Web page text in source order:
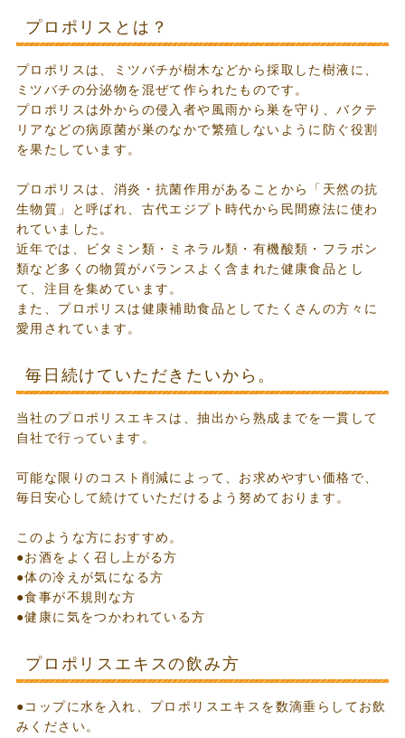
プロポリスとは？
プロポリスは、ミツバチが樹木などから採取した樹液に、
ミツバチの分泌物を混ぜて作られたものです。
プロポリスは外からの侵入者や風雨から巣を守り、バクテ
リアなどの病原菌が巣のなかで繁殖しないように防ぐ役割
を果たしています。
プロポリスは、消炎・抗菌作用があることから「天然の抗
生物質」と呼ばれ、古代エジプト時代から民間療法に使わ
れていました。
近年では、ビタミン類・ミネラル類・有機酸類・フラボン
類など多くの物質がバランスよく含まれた健康食品とし
て、注目を集めています。
また、プロポリスは健康補助食品としてたくさんの方々に
愛用されています。
毎日続けていただきたいから。
当社のプロポリスエキスは、抽出から熟成までを一貫して
自社で行っています。
可能な限りのコスト削減によって、お求めやすい価格で、
毎日安心して続けていただけるよう努めております。
このような方におすすめ。
●お酒をよく召し上がる方
●体の冷えが気になる方
●食事が不規則な方
●健康に気をつかわれている方
プロポリスエキスの飲み方
●コップに水を入れ、プロポリスエキスを数滴垂らしてお飲
みください。